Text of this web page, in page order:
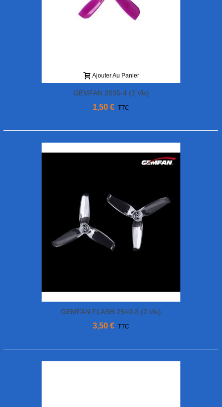
Ajouter Au Panier
GEMFAN 2035-4 (2 Vis)
1,50 € TTC
GEMFAN FLASH 2540-3 (2 Vis)
3,50 € TTC